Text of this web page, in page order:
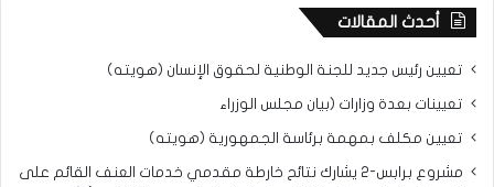
أحدث المقالات
تعيين رئيس جديد للجنة الوطنية لحقوق الإنسان (هويته)
تعيينات بعدة وزارات (بيان مجلس الوزراء
تعيين مكلف بمهمة برئاسة الجمهورية (هويته)
مشروع برابس-2 يشارك نتائح خارطة مقدمي خدمات العنف القائم على